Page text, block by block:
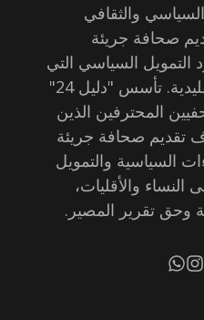
السياسي والثقافي
صحافة جريئة
السياسي التي
تواجهها وسائل الإعلام التقليدية. تأسس "دليل 24"
المحترفين الذين
تقديم صحافة جريئة
السياسية والتمويل
والأقليات،
وحق تقرير المصير.